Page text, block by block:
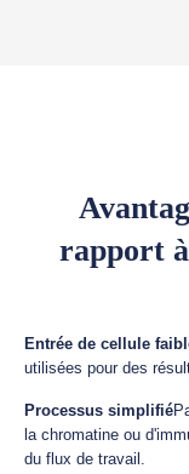
rapport
Entrée de cellule
utilisées pour des
Processus simplifié
la chromatine ou
du flux de travail.